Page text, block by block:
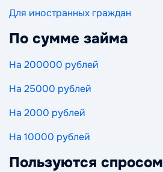
Для иностранных граждан
По сумме займа
На 200000 рублей
На 25000 рублей
На 2000 рублей
На 10000 рублей
Пользуются спросом